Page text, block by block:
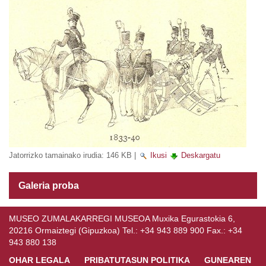
Jatorrizko tamainako irudia: 146 KB Ikusi Deskargatu
Galeria proba
MUSEO ZUMALAKARREGI MUSEOA Muxika Egurastokia 6,
20216 Ormaiztegi (Gipuzkoa) Tel.: +34 943 889 900 Fax.: +34
943 880 138
OHAR LEGALA
PRIBATUTASUN POLITIKA GUNEAREN